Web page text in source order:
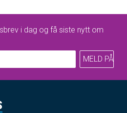
i dag og få siste nytt om